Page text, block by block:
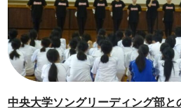
中央大学ソングリーディング部と